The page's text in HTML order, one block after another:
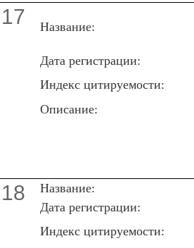
17 Название:
Дата регистрации:
Индекс цитируемости:
Описание:
18 Название:
Дата регистрации:
Индекс цитируемости: